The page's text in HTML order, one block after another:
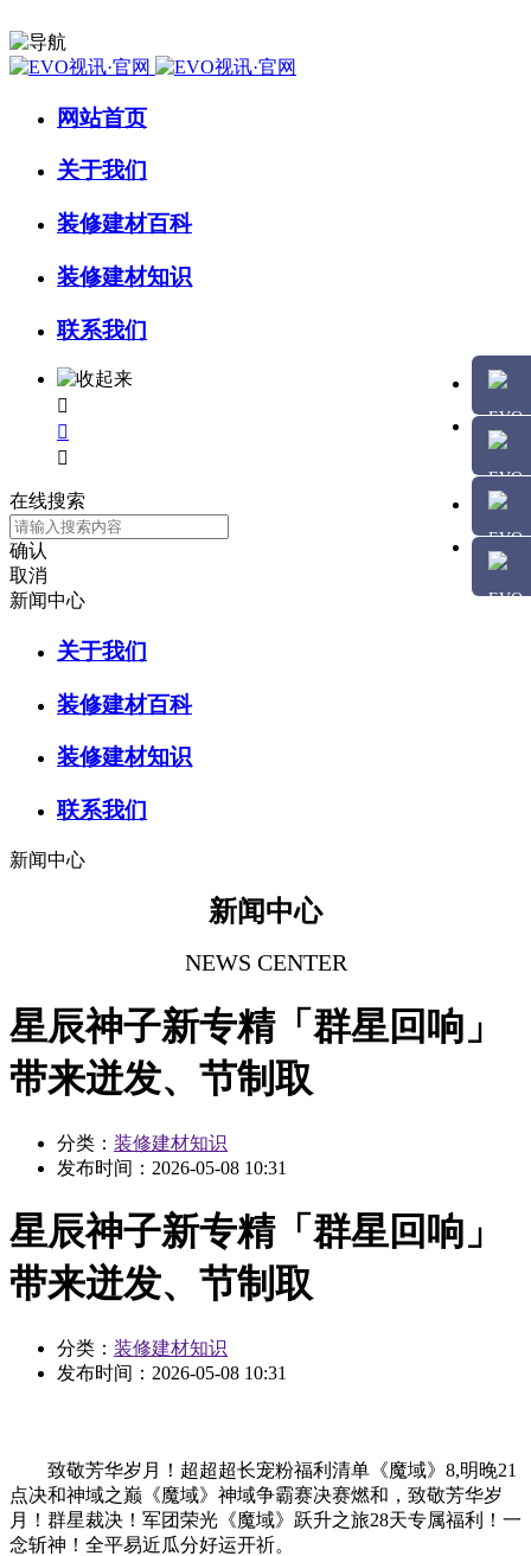
网站首页
关于我们
装修建材百科
装修建材知识
联系我们



在线搜索
确认
取消
新闻中心
关于我们
装修建材百科
装修建材知识
联系我们
新闻中心
新闻中心
NEWS CENTER
星辰神子新专精「群星回响」
带来迸发、节制取
分类： 装修建材知识
发布时间： 2026-05-08 10:31
星辰神子新专精「群星回响」
带来迸发、节制取
分类： 装修建材知识
发布时间： 2026-05-08 10:31
致敬芳华岁月！超超超长宠粉福利清单《魔域》8,明晚21
点决和神域之巅《魔域》神域争霸赛决赛燃和，致敬芳华岁
月！群星裁决！军团荣光《魔域》跃升之旅28天专属福利！一
念斩神！全平易近瓜分好运开祈。